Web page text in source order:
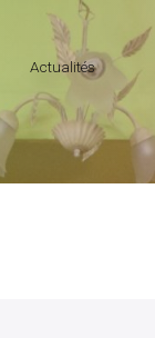
Actualités